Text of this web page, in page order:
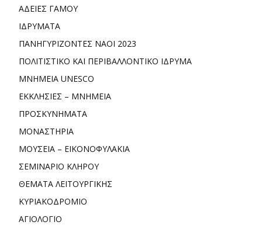
ΑΔΕΙΕΣ ΓΑΜΟΥ
ΙΔΡΥΜΑΤΑ
ΠΑΝΗΓΥΡΙΖΟΝΤΕΣ ΝΑΟΙ 2023
ΠΟΛΙΤΙΣΤΙΚΟ ΚΑΙ ΠΕΡΙΒΑΛΛΟΝΤΙΚΟ ΙΔΡΥΜΑ
ΜΝΗΜΕΙΑ UNESCO
ΕΚΚΛΗΣΙΕΣ – ΜΝΗΜΕΙΑ
ΠΡΟΣΚΥΝΗΜΑΤΑ
ΜΟΝΑΣΤΗΡΙΑ
ΜΟΥΣΕΙΑ – ΕΙΚΟΝΟΦΥΛΑΚΙΑ
ΣΕΜΙΝΑΡΙΟ ΚΛΗΡΟΥ
ΘΕΜΑΤΑ ΛΕΙΤΟΥΡΓΙΚΗΣ
ΚΥΡΙΑΚΟΔΡΟΜΙΟ
ΑΓΙΟΛΟΓΙΟ